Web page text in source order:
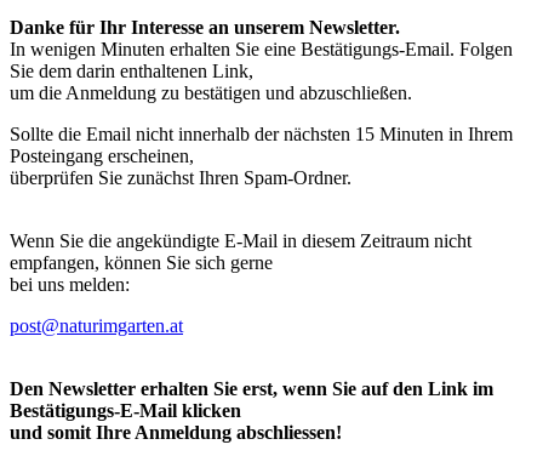
Danke für Ihr Interesse an unserem Newsletter.
In wenigen Minuten erhalten Sie eine Bestätigungs-Email. Folgen
Sie dem darin enthaltenen Link,
um die Anmeldung zu bestätigen und abzuschließen.
Sollte die Email nicht innerhalb der nächsten 15 Minuten in Ihrem
Posteingang erscheinen,
überprüfen Sie zunächst Ihren Spam-Ordner.
Wenn Sie die angekündigte E-Mail in diesem Zeitraum nicht
empfangen, können Sie sich gerne
bei uns melden:
post@naturimgarten.at
Den Newsletter erhalten Sie erst, wenn Sie auf den Link im
Bestätigungs-E-Mail klicken
und somit Ihre Anmeldung abschliessen!